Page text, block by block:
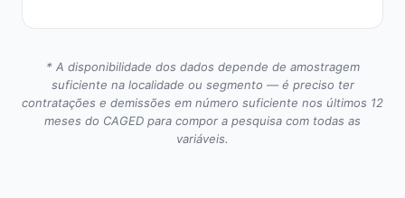
* A disponibilidade dos dados depende de amostragem
suficiente na localidade ou segmento — é preciso ter
contratações e demissões em número suficiente nos últimos 12
meses do CAGED para compor a pesquisa com todas as
variáveis.